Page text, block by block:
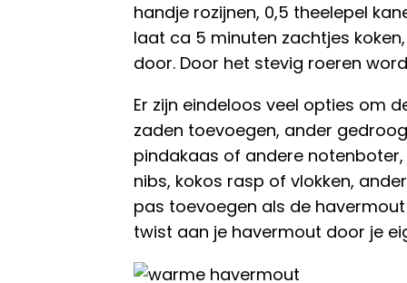
handje rozijnen, 0,5 theelepel
laat ca 5 minuten zachtjes
door. Door het stevig roeren
Er zijn eindeloos veel opties om
zaden toevoegen, ander
pindakaas of andere
nibs, kokos rasp of vlokken,
pas toevoegen als de
twist aan je havermout door je